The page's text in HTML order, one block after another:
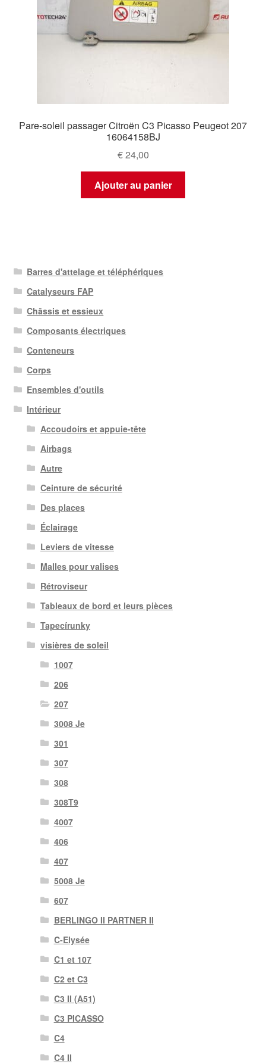
Pare-soleil passager Citroën C3 Picasso Peugeot 207
16064158BJ
€24,00
Ajouter au panier
Barres d'attelage et téléphériques
Catalyseurs FAP
Châssis et essieux
Composants électriques
Conteneurs
Corps
Ensembles d'outils
Intérieur
Accoudoirs et appuie-tête
Airbags
Autre
Ceinture de sécurité
Des places
Éclairage
Leviers de vitesse
Malles pour valises
Rétroviseur
Tableaux de bord et leurs pièces
Tapecírunky
visières de soleil
1007
206
207
3008 Je
301
307
308
308T9
4007
406
407
5008 Je
607
BERLINGO II PARTNER II
C-Elysée
C1 et 107
C2 et C3
C3 II (A51)
C3 PICASSO
C4
C4 II